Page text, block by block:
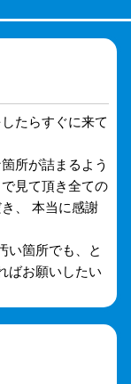
たらすぐに来て
所が詰まるよう
見て頂き全ての
、 本当に感謝
い箇所でも、と
ばお願いしたい